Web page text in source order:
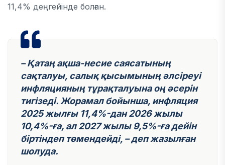
11,4% деңгейінде болған.
– Қатаң ақша-несие саясатының
сақталуы, салық қысымының әлсіреуі
инфляцияның тұрақталуына оң әсерін
тигізеді. Жорамал бойынша, инфляция
2025 жылғы 11,4%-дан 2026 жылы
10,4%-ға, ал 2027 жылы 9,5%-ға дейін
біртіндеп төмендейді, – деп жазылған
шолуда.